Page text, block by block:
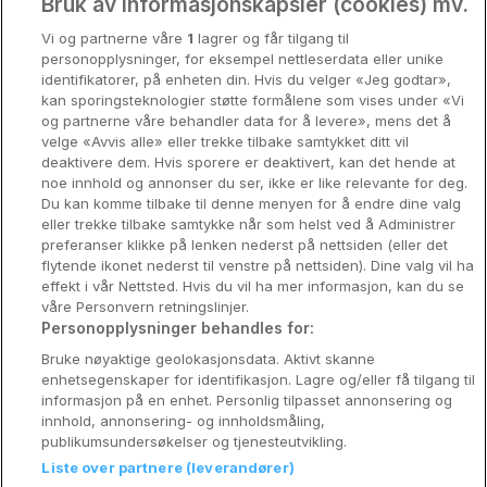
Scandic Stavanger City
Stavanger • 716m from centre
9.3
Excellent
☕ Incl Breakfast
Sold out
Check other dates
Scandic Stavanger Park
Stavanger • 397m from centre
9.7
Excellent
☕
Incl Breakfast
Sold out
Check other dates
SALG
Thon Hotel Maritim
Stavanger
Bergen
Utforsk Norden
Om Coop HotellKupp
Konkurranse
Koselig avbrekk
Velvære i var
Premiumhotell
Venninnetur
Reservasjonsspørsmål:
Vi og partnerne våre 1 lagrer og får tilgang til
personopplysninger, for eksempel nettleserdata eller unike
identifikatorer, på enheten din. Hvis du velger «Jeg godtar»,
kan sporingsteknologier støtte formålene som vises under «Vi
og partnerne våre behandler data for å levere», mens det å
velge «Avvis alle» eller trekke tilbake samtykket ditt vil
deaktivere dem. Hvis sporere er deaktivert, kan det hende at
noe innhold og annonser du ser, ikke er like relevante for deg.
Du kan komme tilbake til denne menyen for å endre dine valg
eller trekke tilbake samtykke når som helst ved å Administrer
preferanser klikke på lenken nederst på nettsiden (eller det
flytende ikonet nederst til venstre på nettsiden). Dine valg vil ha
effekt i vår Nettsted. Hvis du vil ha mer informasjon, kan du se
våre Personvern retningslinjer.
Personopplysninger behandles for:
Bruke nøyaktige geolokasjonsdata. Aktivt skanne
enhetsegenskaper for identifikasjon. Lagre og/eller få tilgang til
informasjon på en enhet. Personlig tilpasset annonsering og
innhold, annonsering- og innholdsmåling,
publikumsundersøkelser og tjenesteutvikling.
Liste over partnere (leverandører)